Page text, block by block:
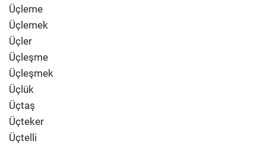
Üçleme
Üçlemek
Üçler
Üçleşme
Üçleşmek
Üçlük
Üçtaş
Üçteker
Üçtelli